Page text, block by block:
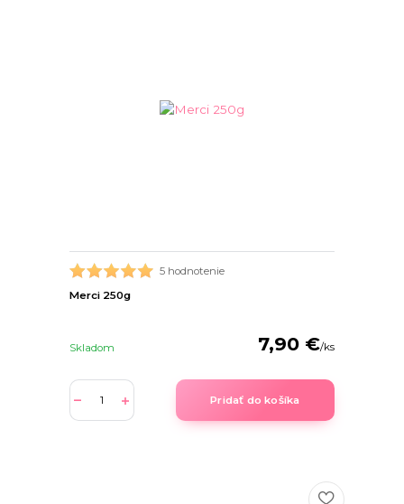
5 hodnotenie
Merci 250g
7,90 €/ks
Skladom
Pridať do košíka